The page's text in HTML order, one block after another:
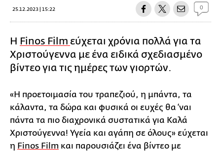
25.12.2023 | 15:22 0
H Finos Film εύχεται χρόνια πολλά για τα
Χριστούγεννα με ένα ειδικά σχεδιασμένο
βίντεο για τις ημέρες των γιορτών.
«Η προετοιμασία του τραπεζιού, η μπάντα, τα
κάλαντα, τα δώρα και φυσικά οι ευχές θα ‘ναι
πάντα τα πιο διαχρονικά συστατικά για Καλά
Χριστούγεννα! Υγεία και αγάπη σε όλους» εύχεται
η Finos Film και παρουσιάζει ένα βίντεο με